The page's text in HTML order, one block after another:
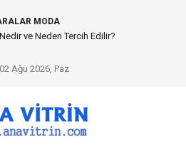
MODA
Plenti) ile Yol Yapımında Çevreci ve
02 Ağu 2026, Paz